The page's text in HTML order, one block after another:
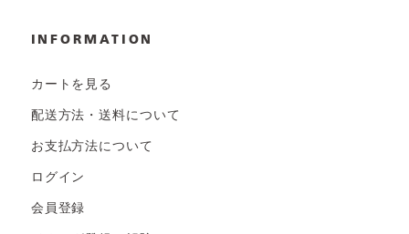
INFORMATION
カートを見る
配送方法・送料について
お支払方法について
ログイン
会員登録